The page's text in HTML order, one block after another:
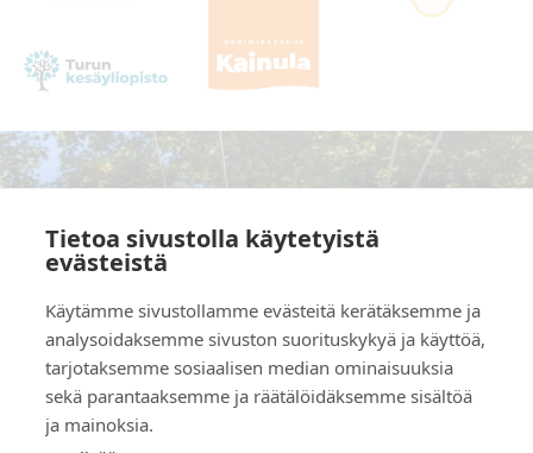
Upseerinkatu 1-3, 02600 Espoo
044 5323 965
lassi.pruuki@dialogic.fi
Terapiavastaanotot myös Helsingissä ja
Keravalla.
Tietoa sivustolla käytetyistä
evästeistä
Käytämme sivustollamme evästeitä kerätäksemme ja
analysoidaksemme sivuston suorituskykyä ja käyttöä,
tarjotaksemme sosiaalisen median ominaisuuksia
sekä parantaaksemme ja räätälöidäksemme sisältöä
ja mainoksia.